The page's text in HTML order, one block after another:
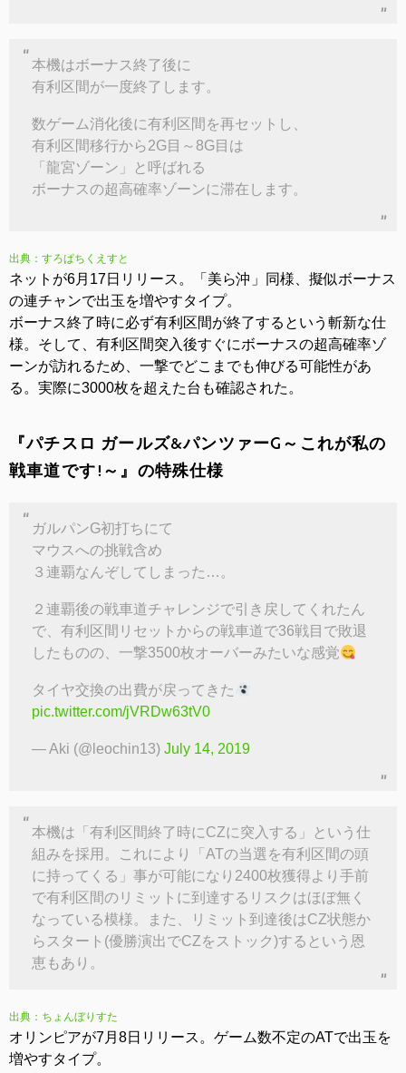
本機はボーナス終了後に
有利区間が一度終了します。
数ゲーム消化後に有利区間を再セットし、
有利区間移行から2G目～8G目は
「龍宮ゾーン」と呼ばれる
ボーナスの超高確率ゾーンに滞在します。
出典：すろぱちくえすと
ネットが6月17日リリース。「美ら沖」同様、擬似ボーナス
の連チャンで出玉を増やすタイプ。
ボーナス終了時に必ず有利区間が終了するという斬新な仕
様。そして、有利区間突入後すぐにボーナスの超高確率ゾ
ーンが訪れるため、一撃でどこまでも伸びる可能性があ
る。実際に3000枚を超えた台も確認された。
『パチスロ ガールズ&パンツァーG～これが私の
戦車道です!～』の特殊仕様
ガルパンG初打ちにて
マウスへの挑戦含め
３連覇なんぞしてしまった…。
２連覇後の戦車道チャレンジで引き戻してくれたん
で、有利区間リセットからの戦車道で36戦目で敗退
したものの、一撃3500枚オーバーみたいな感覚
タイヤ交換の出費が戻ってきた
pic.twitter.com/jVRDw63tV0
— Aki (@leochin13) July 14, 2019
本機は「有利区間終了時にCZに突入する」という仕
組みを採用。これにより「ATの当選を有利区間の頭
に持ってくる」事が可能になり2400枚獲得より手前
で有利区間のリミットに到達するリスクはほぼ無く
なっている模様。また、リミット到達後はCZ状態か
らスタート(優勝演出でCZをストック)するという恩
恵もあり。
出典：ちょんぼりすた
オリンピアが7月8日リリース。ゲーム数不定のATで出玉を
増やすタイプ。